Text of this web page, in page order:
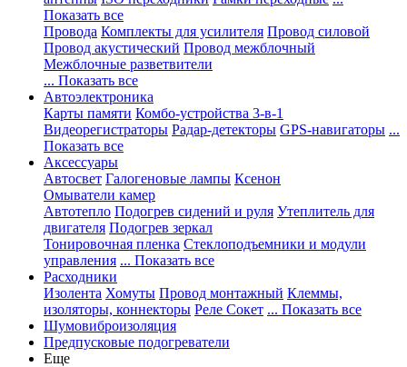
Показать все
Провода Комплекты для усилителя Провод силовой
Провод акустический Провод межблочный
Межблочные разветвители
... Показать все
Автоэлектроника
Карты памяти Комбо-устройства 3-в-1
Видеорегистраторы Радар-детекторы GPS-навигаторы ...
Показать все
Аксессуары
Автосвет Галогеновые лампы Ксенон
Омыватели камер
Автотепло Подогрев сидений и руля Утеплитель для
двигателя Подогрев зеркал
Тонировочная пленка Стеклоподъемники и модули
управления ... Показать все
Расходники
Изолента Хомуты Провод монтажный Клеммы,
изоляторы, коннекторы Реле Сокет ... Показать все
Шумовиброизоляция
Предпусковые подогреватели
Еще